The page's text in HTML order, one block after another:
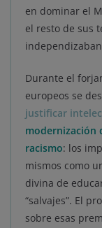
en dominar el
el resto de sus
Durante el
europeos se
justificar
modernización
racismo: los
mismos como
divina de
“salvajes”. El
sobre esas